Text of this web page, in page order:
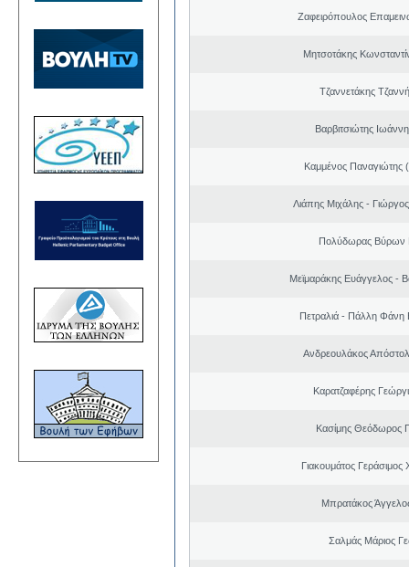
Ζαφειρόπουλος
Μητσοτάκης
Τζαννετάκης
Βαρβιτσιώτης
Καμμένος Παναγιώτης
Λιάπης Μιχάλης -
Πολύδωρας Βύρων
Μεϊμαράκης Ευάγγελος -
Πετραλιά - Πάλλη Φάνη
Ανδρεουλάκος
Καρατζαφέρης
Κασίμης Θεόδωρος
Γιακουμάτος
Μπρατάκος
Σαλμάς Μάριος